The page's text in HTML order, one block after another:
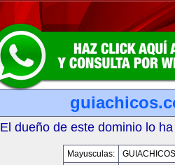
El dueño de este dominio lo
Mayusculas: